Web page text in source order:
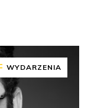
WYDARZENIA